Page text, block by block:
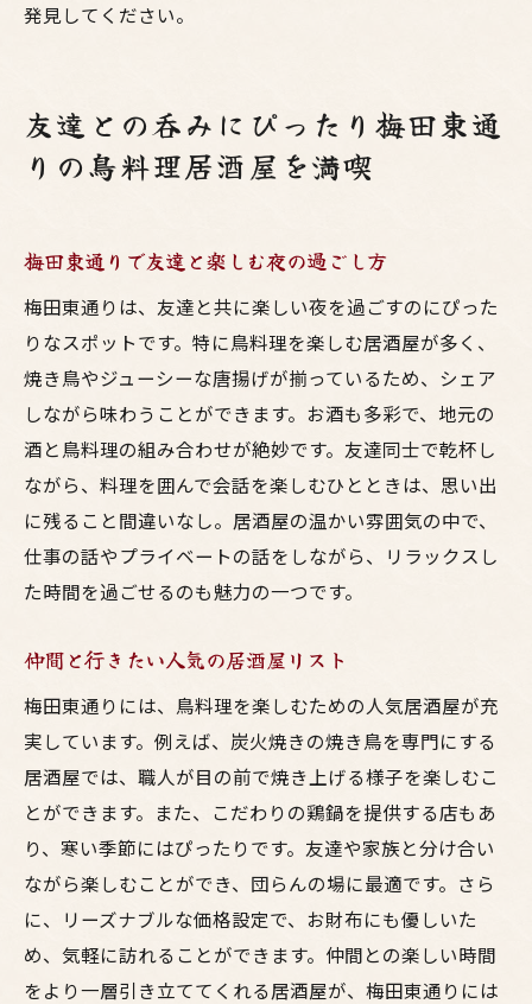
発見してください。
友達との呑みにぴったり梅田東通
りの鳥料理居酒屋を満喫
梅田東通りで友達と楽しむ夜の過ごし方
梅田東通りは、友達と共に楽しい夜を過ごすのにぴった
りなスポットです。特に鳥料理を楽しむ居酒屋が多く、
焼き鳥やジューシーな唐揚げが揃っているため、シェア
しながら味わうことができます。お酒も多彩で、地元の
酒と鳥料理の組み合わせが絶妙です。友達同士で乾杯し
ながら、料理を囲んで会話を楽しむひとときは、思い出
に残ること間違いなし。居酒屋の温かい雰囲気の中で、
仕事の話やプライベートの話をしながら、リラックスし
た時間を過ごせるのも魅力の一つです。
仲間と行きたい人気の居酒屋リスト
梅田東通りには、鳥料理を楽しむための人気居酒屋が充
実しています。例えば、炭火焼きの焼き鳥を専門にする
居酒屋では、職人が目の前で焼き上げる様子を楽しむこ
とができます。また、こだわりの鶏鍋を提供する店もあ
り、寒い季節にはぴったりです。友達や家族と分け合い
ながら楽しむことができ、団らんの場に最適です。さら
に、リーズナブルな価格設定で、お財布にも優しいた
め、気軽に訪れることができます。仲間との楽しい時間
をより一層引き立ててくれる居酒屋が、梅田東通りには